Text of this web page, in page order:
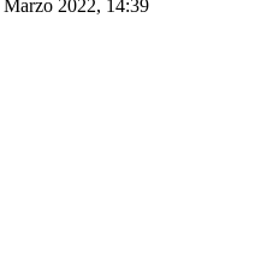
Marzo 2022, 14:39